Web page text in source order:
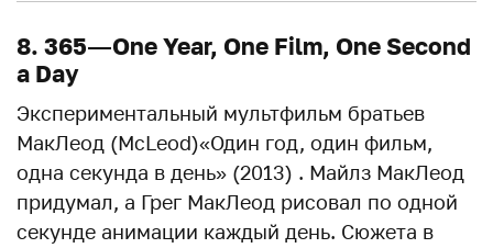
8. 365 — One Year, One Film, One Second
a Day
Экспериментальный мультфильм братьев
МакЛеод (McLeod)«Один год, один фильм,
одна секунда в день» (2013) . Майлз МакЛеод
придумал, а Грег МакЛеод рисовал по одной
секунде анимации каждый день. Сюжета в